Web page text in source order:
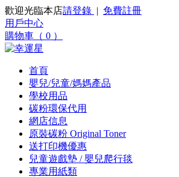
歡迎光臨本店請登錄 | 免費註冊
用戶中心
購物車（ 0 ）
首頁
嬰兒/兒童/媽媽產品
學校用品
碳粉環保代用
網店信息
原裝碳粉 Original Toner
送打印機優惠
兒童遊戲墊 / 嬰兒爬行毯
專業用紙類